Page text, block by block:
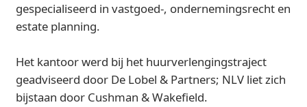
gespecialiseerd in vastgoed-, ondernemingsrecht en
estate planning.
Het kantoor werd bij het huurverlengingstraject
geadviseerd door De Lobel & Partners; NLV liet zich
bijstaan door Cushman & Wakefield.